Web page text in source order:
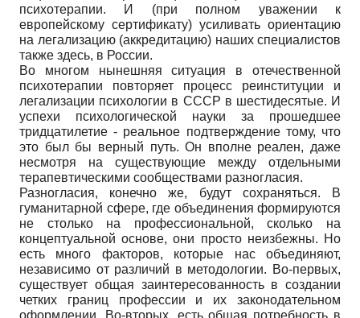
психотерапии. И (при полном уважении к
европейскому сертификату) усиливать ориентацию
на легализацию (аккредитацию) наших специалистов
также здесь, в России.
Во многом нынешняя ситуация в отечественной
психотерапии повторяет процесс реинституции и
легализации психологии в СССР в шестидесятые. И
успехи психологической науки за прошедшее
тридцатилетие - реальное подтверждение тому, что
это был бы верный путь. Он вполне реален, даже
несмотря на существующие между отдельными
терапевтическими сообществами разногласия.
Разногласия, конечно же, будут сохраняться. В
гуманитарной сфере, где объединения формируются
не столько на профессиональной, сколько на
концептуальной основе, они просто неизбежны. Но
есть много факторов, которые нас объединяют,
независимо от различий в методологии. Во-первых,
существует общая заинтересованность в создании
четких границ профессии и их законодательном
оформлении. Во-вторых, есть общая потребность в